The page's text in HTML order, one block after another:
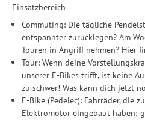
Einsatzbereich
Commuting: Die tägliche
entspannter zurücklegen? Am
Touren in Angriff nehmen? Hier
Tour: Wenn deine
unserer E-Bikes trifft, ist keine
zu schwer! Was kann dich jetzt
E-Bike (Pedelec): Fahrräder, die
Elektromotor eingebaut haben;